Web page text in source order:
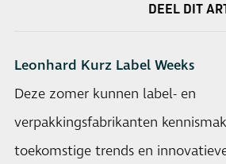
DEEL DIT
Leonhard Kurz Label Weeks
Deze zomer kunnen label- en
verpakkingsfabrikanten
toekomstige trends en